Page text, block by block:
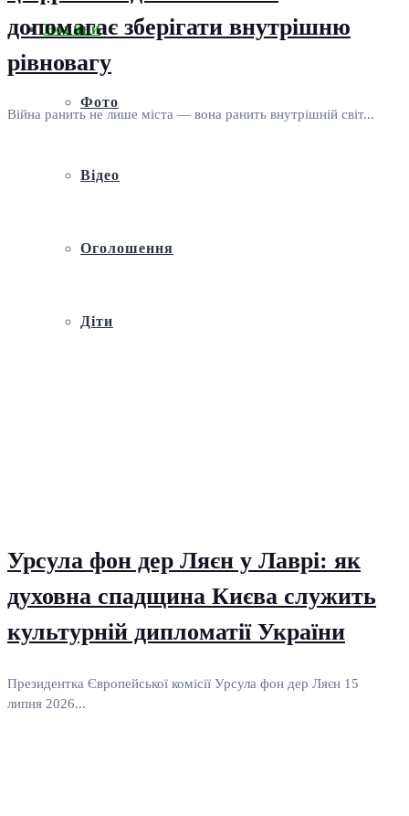
Новини
Фото
Відео
Оголошення
Діти
допомагає зберігати внутрішню
рівновагу
Війна ранить не лише міста — вона ранить внутрішній світ...
Урсула фон дер Ляєн у Лаврі: як
духовна спадщина Києва служить
культурній дипломатії України
Президентка Європейської комісії Урсула фон дер Ляєн 15
липня 2026...